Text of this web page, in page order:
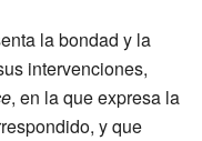
la bondad y la
intervenciones,
, en la que expresa la
y que